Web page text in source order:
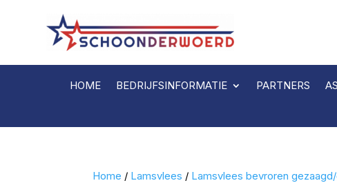
HOME BEDRIJFSINFORMATIE PARTNERS
Home / Lamsvlees / Lamsvlees bevroren